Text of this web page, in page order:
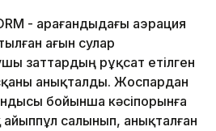
- Қарағандыдағы аэрация
ағын сулар
заттардың рұқсат етілген
анықталды. Жоспардан
бойынша кәсіпорынға
салынып, анықталған